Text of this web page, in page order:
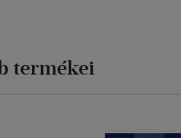
termékei